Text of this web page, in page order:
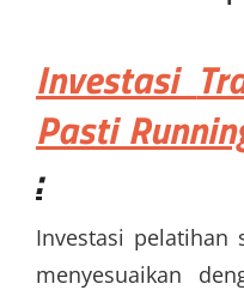
Investasi
Pasti
:
Investasi pelatihan
menyesuaikan